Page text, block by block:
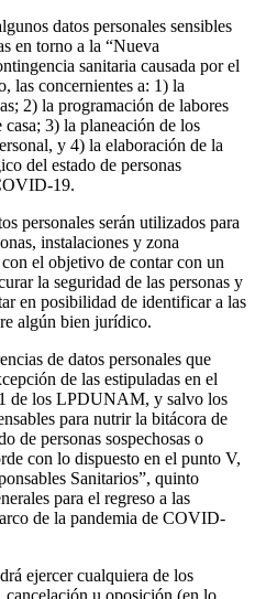
datos personales sensibles
en torno a la “Nueva
sanitaria causada por el
las concernientes a: 1) la
2) la programación de labores
casa; 3) la planeación de los
y 4) la elaboración de la
del estado de personas
19.
personales serán utilizados para
instalaciones y zona
el objetivo de contar con un
la seguridad de las personas y
en posibilidad de identificar a las
algún bien jurídico.
de datos personales que
de las estipuladas en el
de los LPDUNAM, y salvo los
para nutrir la bitácora de
de personas sospechosas o
con lo dispuesto en el punto V,
Sanitarios”, quinto
para el regreso a las
de la pandemia de COVID-
ejercer cualquiera de los